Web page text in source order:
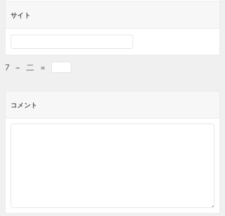
サイト
7 − 二 =
コメント